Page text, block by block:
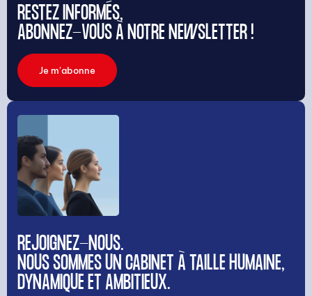
RESTEZ INFORMÉS,
ABONNEZ-VOUS À NOTRE NEWSLETTER !
Je m'abonne
REJOIGNEZ-NOUS.
NOUS SOMMES UN CABINET À TAILLE HUMAINE,
DYNAMIQUE ET AMBITIEUX.